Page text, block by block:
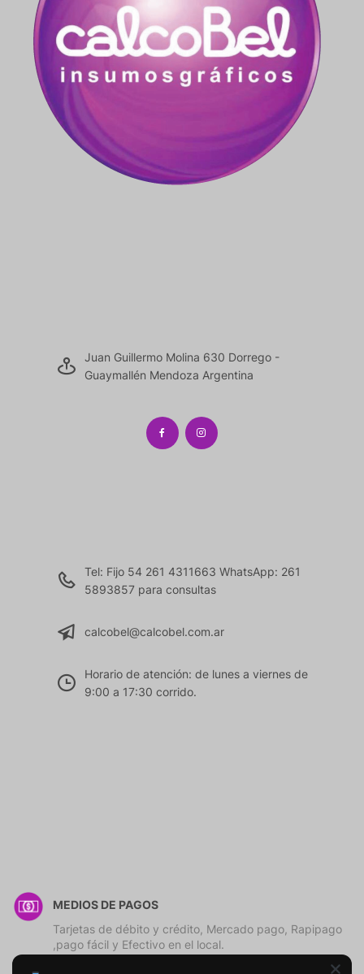
Juan Guillermo Molina 630 Dorrego -
Guaymallén Mendoza Argentina
Tel: Fijo 54 261 4311663 WhatsApp: 261
5893857 para consultas
calcobel@calcobel.com.ar
Horario de atención: de lunes a viernes de
9:00 a 17:30 corrido.
MEDIOS DE PAGOS
Tarjetas de débito y crédito, Mercado pago, Rapipago
,pago fácil y Efectivo en el local.